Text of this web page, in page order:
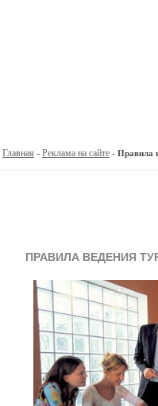
Главная - Реклама на сайте - Правила
ПРАВИЛА ВЕДЕНИЯ